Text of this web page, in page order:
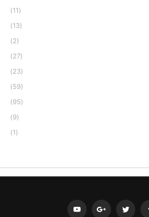
(11)
(13)
(2)
(27)
(23)
(59)
(95)
(9)
(1)